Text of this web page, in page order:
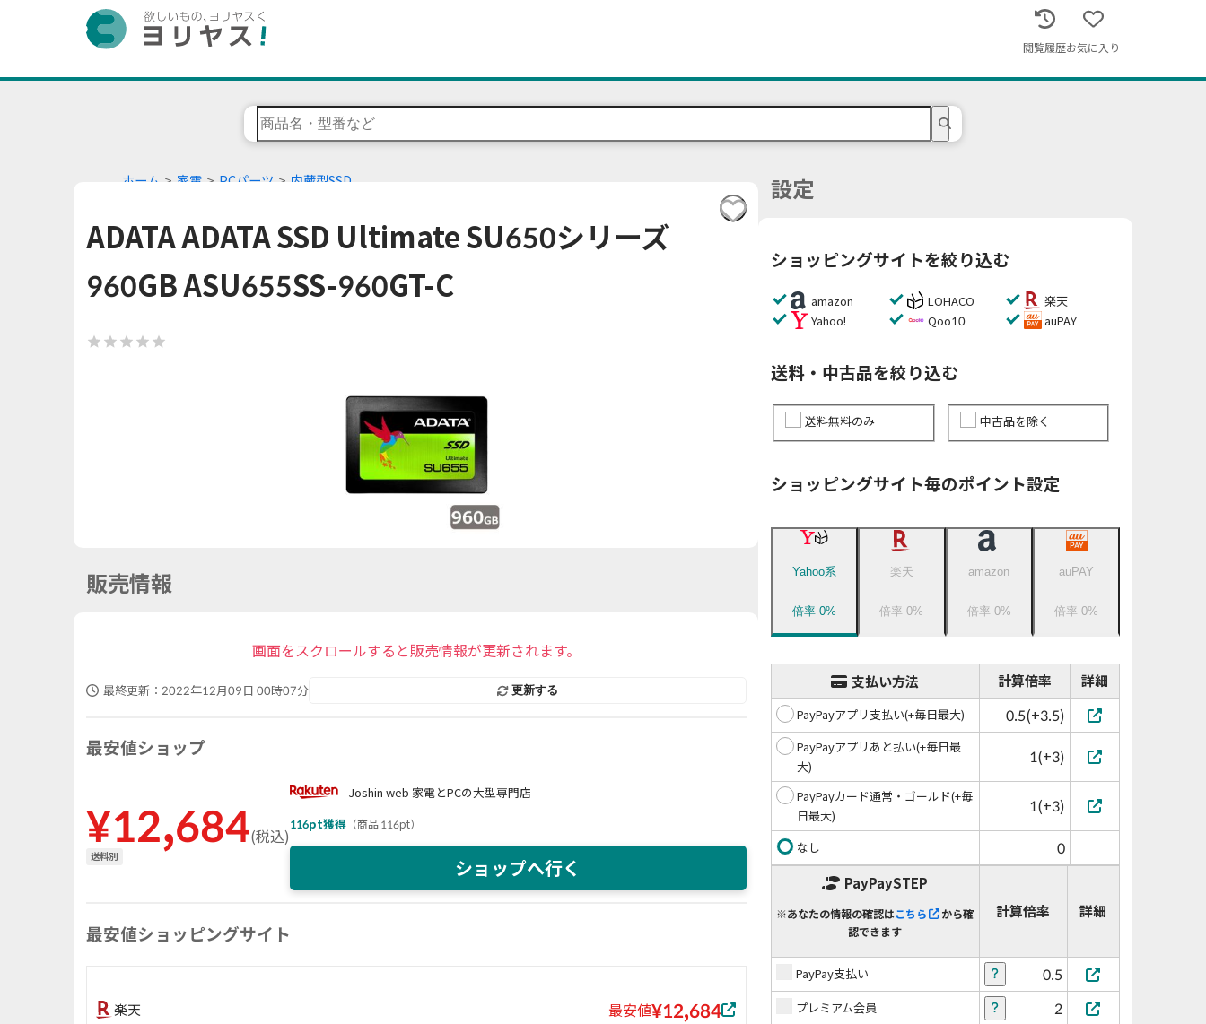
閲覧履歴お気に入り
ホーム 家電 PCパーツ 内蔵型SSD
ADATA ADATA SSD Ultimate SU650シリーズ
960GB ASU655SS-960GT-C
販売情報
画面をスクロールすると販売情報が更新されます。
最終更新： 2022年12月09日 00時07分 更新する
最安値ショップ
¥12,684(税込)
送料別
Joshin web 家電とPCの大型専門店
116pt獲得 （商品 116pt）
ショップへ行く
最安値ショッピングサイト
楽天 最安値¥12,684
設定
ショッピングサイトを絞り込む
amazon LOHACO
楽天
Yahoo!
Qoo10 auPAY
送料・中古品を絞り込む
送料無料のみ 中古品を除く
ショッピングサイト毎のポイント設定
Yahoo系
倍率0%
楽天
倍率0%
amazon
倍率 0%
auPAY
倍率0%
支払い方法 計算倍率 詳細
PayPayアプリ支払い(+毎日最大) 0.5(+3.5)
PayPayアプリあと払い(+毎日最
大)
1(+3)
PayPayカード通常・ゴールド(+毎
日最大)
1(+3)
なし 0
PayPaySTEP
※あなたの情報の確認はこちら
から確
認できます
計算倍率 詳細
PayPay支払い 0.5
プレミアム会員 2